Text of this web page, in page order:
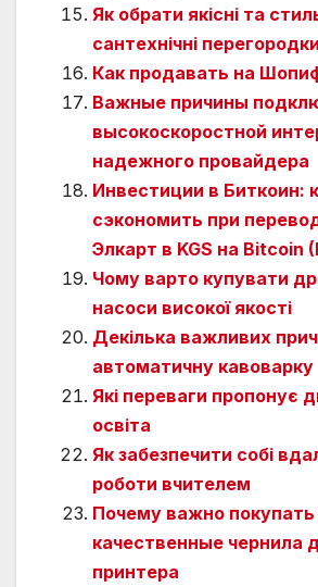
Як обрати якісні та
сантехнічні перегородки
Как продавать на
Важные причины
высокоскоростной
надежного провайдера
Инвестиции в Биткоин:
сэкономить при
Элкарт в KGS на Bitcoin
Чому варто купувати
насоси високої якості
Декілька важливих
автоматичну кавоварку
Які переваги пропонує
освіта
Як забезпечити собі
роботи вчителем
Почему важно покупать
качественные чернила
принтера